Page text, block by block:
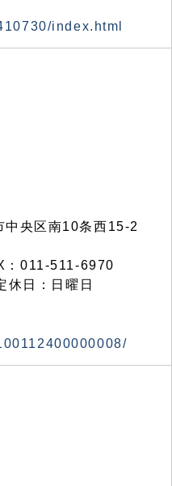
index.html
央区南10条西15-2
：011-511-6970
日：日曜日